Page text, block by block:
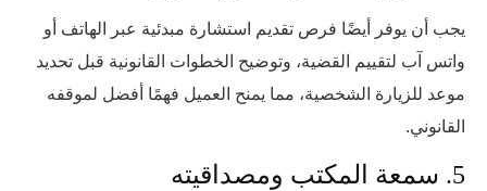
يجب أن يوفر أيضًا فرص تقديم استشارة مبدئية عبر الهاتف أو
واتس آب لتقييم القضية، وتوضيح الخطوات القانونية قبل تحديد
موعد للزيارة الشخصية، مما يمنح العميل فهمًا أفضل لموقفه
القانوني.
5. سمعة المكتب ومصداقيته